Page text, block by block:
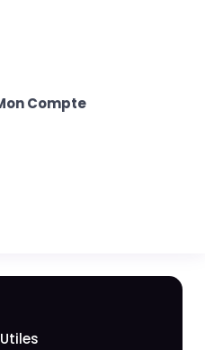
Compte